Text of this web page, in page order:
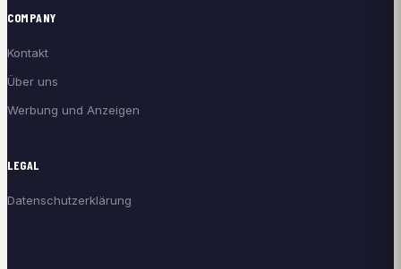
COMPANY
Kontakt
Über uns
Werbung und Anzeigen
LEGAL
Datenschutzerklärung